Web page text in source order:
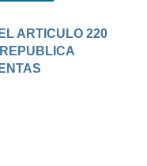
ARTICULO 220